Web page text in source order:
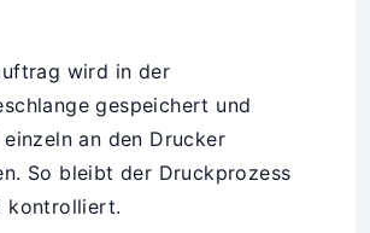
wird in der
gespeichert und
an den Drucker
So bleibt der Druckprozess
kontrolliert.